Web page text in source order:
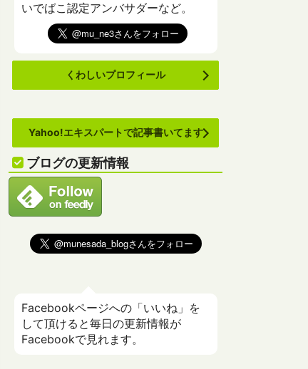
いでばこ認定アンバサダーなど。
くわしいプロフィール
Yahoo!エキスパートで記事書いてます
ブログの更新情報
Facebookページへの「いいね」を
して頂けると毎日の更新情報が
Facebookで見れます。